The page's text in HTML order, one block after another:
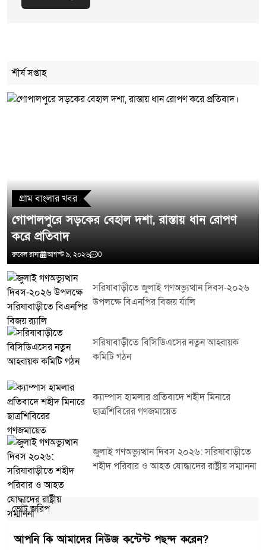
শীর্ষ সপ্তাহ
গ্রাম বাংলার খবর
গোপালপুরে সড়কের বেহাল দশা, রাস্তায় ধান রোপণ
করে প্রতিবাদ
রুবেল রানা আগস্ট ৯, ২০২৬ 0
সরিষাবাড়ীতে জুলাই গণঅভ্যুত্থান দিবস-২০২৬
উপলক্ষে বিএনপির বিজয় র্যালি
সরিষাবাড়ীতে বিসিডিএসের নতুন আহ্বায়ক
কমিটি গঠন
ক্যাম্পাস হামলার প্রতিবাদে শহীদ মিনারে
ছাত্রশিবিরের গণজমায়েত
জুলাই গণঅভ্যুত্থান দিবস ২০২৬: সরিষাবাড়ীতে
শহীদ পরিবার ও আহত যোদ্ধাদের রাষ্ট্রীয় সম্মাননা
ভোট জরিপ
আপনি কি আমাদের নিউজ কন্টেন্ট পছন্দ করেন?